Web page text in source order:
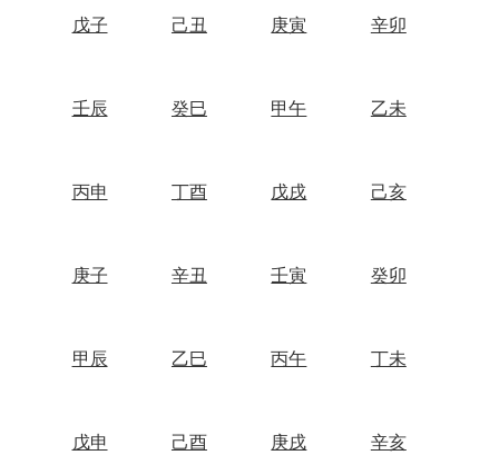
戊子 己丑 庚寅 辛卯
壬辰 癸巳 甲午 乙未
丙申 丁酉 戊戌 己亥
庚子 辛丑 壬寅 癸卯
甲辰 乙巳 丙午 丁未
戊申 己酉 庚戌 辛亥